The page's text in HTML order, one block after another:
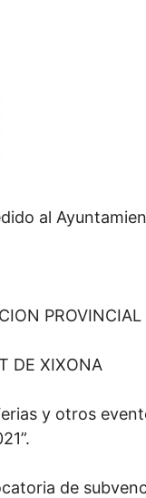
al
DE XIXONA
y otros
de